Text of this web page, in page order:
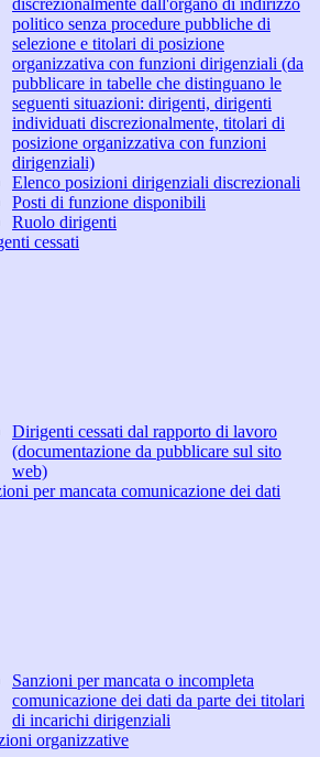
discrezionalmente dall'organo di indirizzo
politico senza procedure pubbliche di
selezione e titolari di posizione
organizzativa con funzioni dirigenziali (da
pubblicare in tabelle che distinguano le
seguenti situazioni: dirigenti, dirigenti
individuati discrezionalmente, titolari di
posizione organizzativa con funzioni
dirigenziali)
Elenco posizioni dirigenziali discrezionali
Posti di funzione disponibili
Ruolo dirigenti
cessati
Dirigenti cessati dal rapporto di lavoro
(documentazione da pubblicare sul sito
web)
per mancata comunicazione dei dati
Sanzioni per mancata o incompleta
comunicazione dei dati da parte dei titolari
di incarichi dirigenziali
organizzative